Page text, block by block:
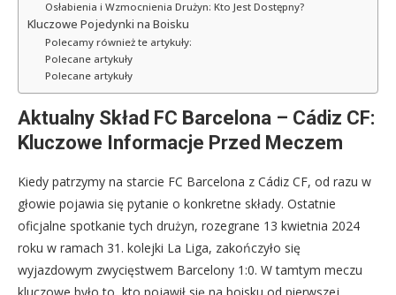
Osłabienia i Wzmocnienia Drużyn: Kto Jest Dostępny?
Kluczowe Pojedynki na Boisku
Polecamy również te artykuły:
Polecane artykuły
Polecane artykuły
Aktualny Skład FC Barcelona – Cádiz CF:
Kluczowe Informacje Przed Meczem
Kiedy patrzymy na starcie FC Barcelona z Cádiz CF, od razu w
głowie pojawia się pytanie o konkretne składy. Ostatnie
oficjalne spotkanie tych drużyn, rozegrane 13 kwietnia 2024
roku w ramach 31. kolejki La Liga, zakończyło się
wyjazdowym zwycięstwem Barcelony 1:0. W tamtym meczu
kluczowe było to, kto pojawił się na boisku od pierwszej